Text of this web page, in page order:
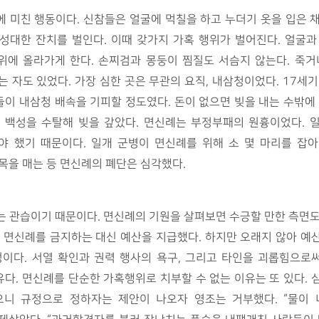
미친 행동이다. 신참들은 얼굴에 먹칠을 하고 누더기 옷을 입은
대한 잔치를 벌인다. 이때 갖가지 가혹 행위가 벌어진다. 얼굴
올라가게 한다. 손찌검과 몽둥이 찜질도 서슴지 않는다. 죽
자도 있었다. 가장 심한 곳은 무관의 요직, 내삼청이었다. 17세
내삼청 배속을 기피할 정도였다. 돈이 없으면 빚을 내는 수밖
성을 수탈해 빚을 갚았다. 면신례는 부정부패의 원흉이었다.
했기 때문이다. 일개 군병이 면신례를 위해 소 몇 마리를 잡
을 매는 등 면신례의 폐단은 심각했다.
관습이기 때문이다. 면신례의 기원을 살펴보면 수긍할 만한 측면
신례를 금지하는 대신 예산을 지급했다. 하지만 오래지 않아 예
다. 서열 확인과 권력 행사의 욕구, 그리고 타인을 괴롭힘으
. 면신례를 단순한 가혹행위로 치부할 수 없는 이유는 또 있다.
규정으로 정하자는 제안이 나오자 영조는 거부했다. “물이